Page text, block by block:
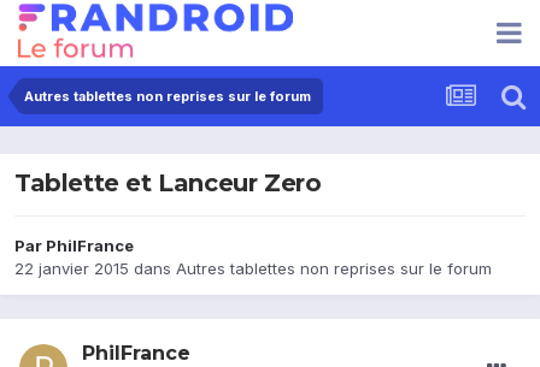
Autres tablettes non reprises sur le forum
Tablette et Lanceur Zero
Par PhilFrance
22 janvier 2015 dans Autres tablettes non reprises sur le forum
PhilFrance